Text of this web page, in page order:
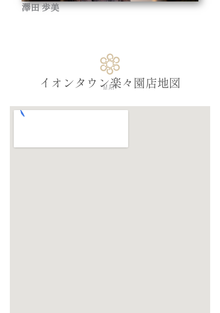
澤田 歩美
イオンタウン楽々園店地図
MAP